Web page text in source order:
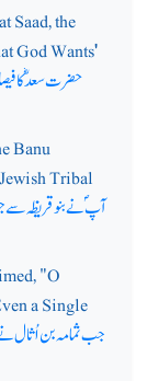
Saad, the
God Wants'
حضرت سعدؓ کا
Banu
Tribal
آپ ؐ نے بنو قر یظہ سے
"O
a Single
جب ثمامہ بن اُثال